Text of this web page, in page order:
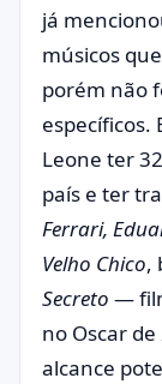
já
músicos
porém não
específicos.
Leone ter
país e ter
Ferrari,
Velho Chico,
Secreto —
no Oscar
alcance